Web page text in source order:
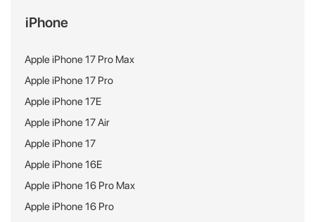
iPhone
Apple iPhone 17 Pro Max
Apple iPhone 17 Pro
Apple iPhone 17E
Apple iPhone 17 Air
Apple iPhone 17
Apple iPhone 16E
Apple iPhone 16 Pro Max
Apple iPhone 16 Pro